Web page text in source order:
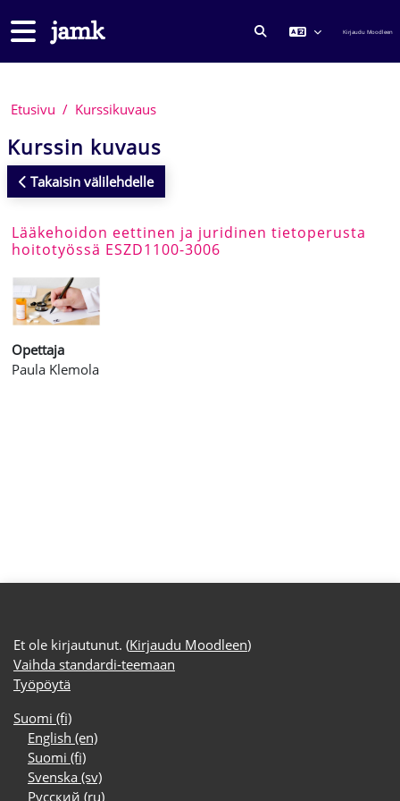
Sivupaneeli
VAIHDA Kirjaudu Moodleen
Etusivu Kurssikuvaus
Kurssin kuvaus
Takaisin välilehdelle
Lääkehoidon eettinen ja juridinen tietoperusta
hoitotyössä ESZD1100-3006
Opettaja
Paula Klemola
Et ole kirjautunut. (Kirjaudu Moodleen)
Vaihda standardi-teemaan
Työpöytä
Suomi ‎(fi)‎
English ‎(en)‎
Suomi ‎(fi)‎
Svenska ‎(sv)‎
Русский ‎(ru)‎